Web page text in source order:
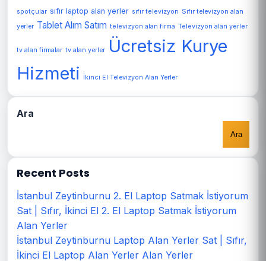
spotçular sıfır laptop alan yerler sıfır televizyon Sıfır televizyon alan
yerler Tablet Alım Satım televizyon alan firma Televizyon alan yerler
tv alan firmalar tv alan yerler
Ücretsiz Kurye
Hizmeti
İkinci El Televizyon Alan Yerler
Ara
Ara
Recent Posts
İstanbul Zeytinburnu 2. El Laptop Satmak İstiyorum
Sat | Sıfır, İkinci El 2. El Laptop Satmak İstiyorum
Alan Yerler
İstanbul Zeytinburnu Laptop Alan Yerler Sat | Sıfır,
İkinci El Laptop Alan Yerler Alan Yerler